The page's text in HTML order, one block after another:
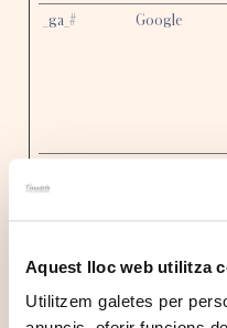
Aquest lloc web utilitza
Utilitzem galetes per
_ga_# Google
s
_ym3:0_reqN
um
Yandex